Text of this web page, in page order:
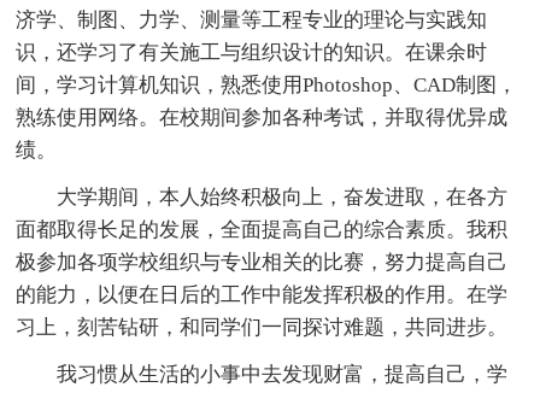
济学、制图、力学、测量等工程专业的理论与实践知
识，还学习了有关施工与组织设计的知识。在课余时
间，学习计算机知识，熟悉使用Photoshop、CAD制图，
熟练使用网络。在校期间参加各种考试，并取得优异成
绩。
大学期间，本人始终积极向上，奋发进取，在各方
面都取得长足的发展，全面提高自己的综合素质。我积
极参加各项学校组织与专业相关的比赛，努力提高自己
的能力，以便在日后的工作中能发挥积极的作用。在学
习上，刻苦钻研，和同学们一同探讨难题，共同进步。
我习惯从生活的小事中去发现财富，提高自己，学